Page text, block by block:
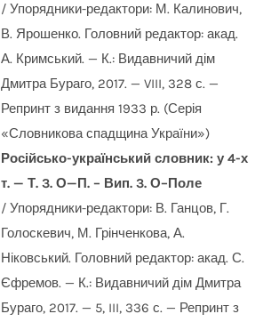
/ Упорядники-редактори: М. Калинович,
В. Ярошенко. Головний редактор: акад.
А. Кримський. — К.: Видавничий дім
Дмитра Бураго, 2017. — VIII, 328 с. —
Репринт з видання 1933 р. (Серія
«Словникова спадщина України»)
Російсько-український словник: у 4-х
т. — Т. 3. О—П. – Вип. 3. О–Поле
/ Упорядники-редактори: В. Ганцов, Г.
Голоскевич, М. Грінченкова, А.
Ніковський. Головний редактор: акад. С.
Єфремов. — К.: Видавничий дім Дмитра
Бураго, 2017. — 5, III, 336 с. — Репринт з